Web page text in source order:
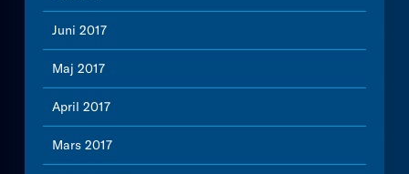
Juni 2017
Maj 2017
April 2017
Mars 2017